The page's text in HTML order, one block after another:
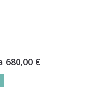
680,00 €